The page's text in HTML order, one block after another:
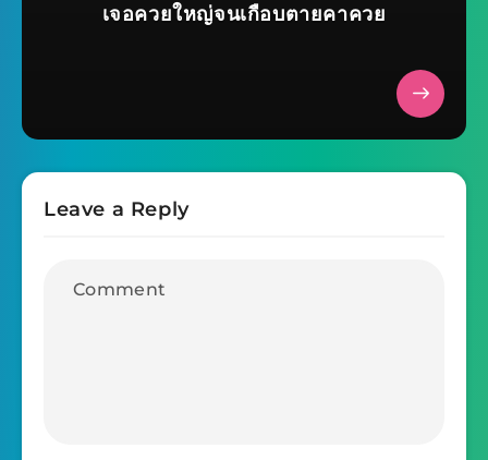
เจอควยใหญ่จนเกือบตายคาควย
Leave a Reply